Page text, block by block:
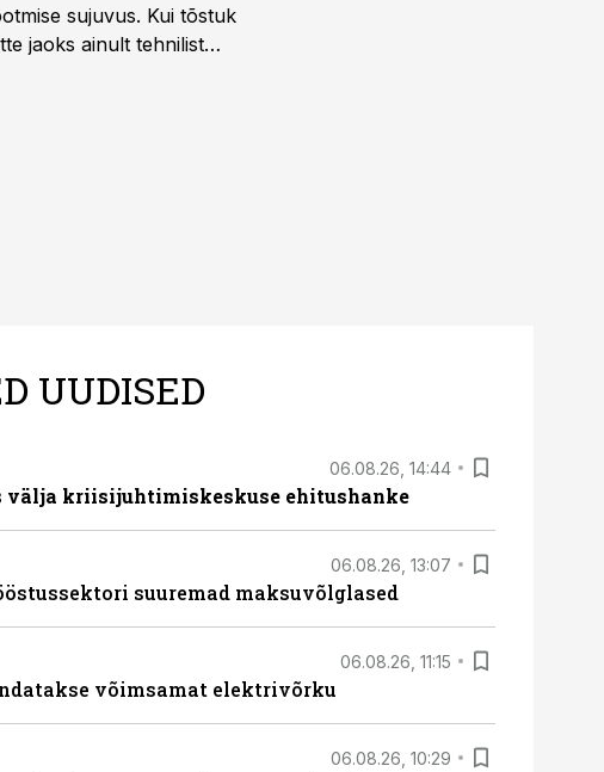
sujuvus. Kui tõstuk
jaoks ainult tehnilist
UUDISED
06.08.26, 14:44
välja kriisijuhtimiskeskuse ehitushanke
06.08.26, 13:07
suuremad maksuvõlglased
06.08.26, 11:15
võimsamat elektrivõrku
06.08.26, 10:29